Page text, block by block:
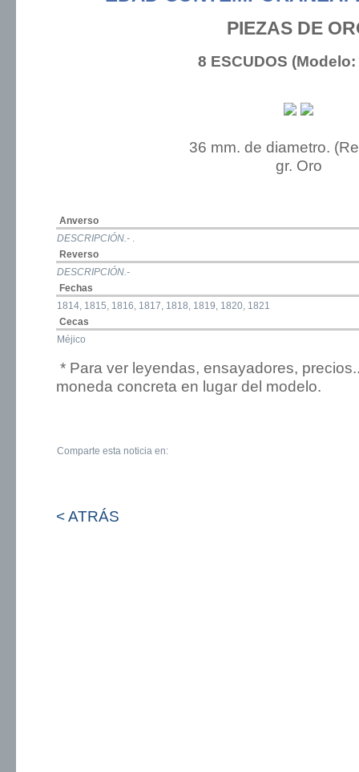
PIEZAS DE
8 ESCUDOS (Modelo:
36 mm. de diametro.
gr. Oro
Anverso
DESCRIPCIÓN.- .
Reverso
DESCRIPCIÓN.-
Fechas
1814, 1815, 1816, 1817, 1818, 1819, 1820, 1821
Cecas
Méjico
* Para ver leyendas, ensayadores,
moneda concreta en lugar del modelo.
Comparte esta noticia en:
< ATRÁS